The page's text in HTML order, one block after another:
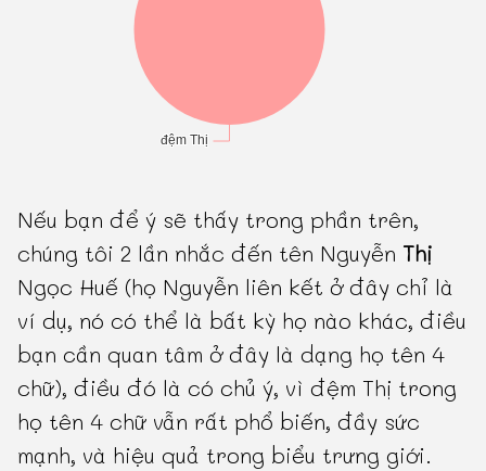
Nếu bạn để ý sẽ thấy trong phần trên,
chúng tôi 2 lần nhắc đến tên Nguyễn Thị
Ngọc Huế (họ Nguyễn liên kết ở đây chỉ là
ví dụ, nó có thể là bất kỳ họ nào khác, điều
bạn cần quan tâm ở đây là dạng họ tên 4
chữ), điều đó là có chủ ý, vì đệm Thị trong
họ tên 4 chữ vẫn rất phổ biến, đầy sức
mạnh, và hiệu quả trong biểu trưng giới.